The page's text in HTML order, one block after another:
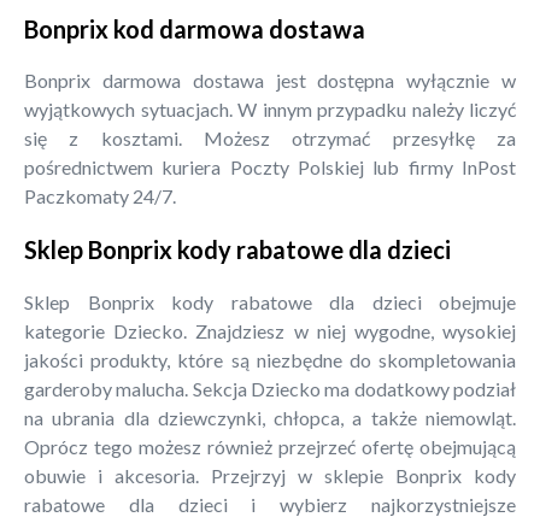
Bonprix kod darmowa dostawa
Bonprix darmowa dostawa jest dostępna wyłącznie w
wyjątkowych sytuacjach. W innym przypadku należy liczyć
się z kosztami. Możesz otrzymać przesyłkę za
pośrednictwem kuriera Poczty Polskiej lub firmy InPost
Paczkomaty 24/7.
Sklep Bonprix kody rabatowe dla dzieci
Sklep Bonprix kody rabatowe dla dzieci obejmuje
kategorie Dziecko. Znajdziesz w niej wygodne, wysokiej
jakości produkty, które są niezbędne do skompletowania
garderoby malucha. Sekcja Dziecko ma dodatkowy podział
na ubrania dla dziewczynki, chłopca, a także niemowląt.
Oprócz tego możesz również przejrzeć ofertę obejmującą
obuwie i akcesoria. Przejrzyj w sklepie Bonprix kody
rabatowe dla dzieci i wybierz najkorzystniejsze